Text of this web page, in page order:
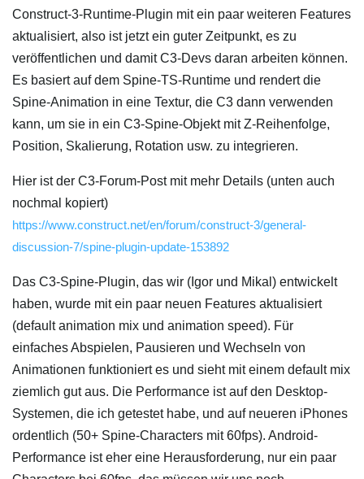
Construct-3-Runtime-Plugin mit ein paar weiteren Features
aktualisiert, also ist jetzt ein guter Zeitpunkt, es zu
veröffentlichen und damit C3-Devs daran arbeiten können.
Es basiert auf dem Spine-TS-Runtime und rendert die
Spine-Animation in eine Textur, die C3 dann verwenden
kann, um sie in ein C3-Spine-Objekt mit Z-Reihenfolge,
Position, Skalierung, Rotation usw. zu integrieren.
Hier ist der C3-Forum-Post mit mehr Details (unten auch
nochmal kopiert)
https://www.construct.net/en/forum/construct-3/general-
discussion-7/spine-plugin-update-153892
Das C3-Spine-Plugin, das wir (Igor und Mikal) entwickelt
haben, wurde mit ein paar neuen Features aktualisiert
(default animation mix und animation speed). Für
einfaches Abspielen, Pausieren und Wechseln von
Animationen funktioniert es und sieht mit einem default mix
ziemlich gut aus. Die Performance ist auf den Desktop-
Systemen, die ich getestet habe, und auf neueren iPhones
ordentlich (50+ Spine-Characters mit 60fps). Android-
Performance ist eher eine Herausforderung, nur ein paar